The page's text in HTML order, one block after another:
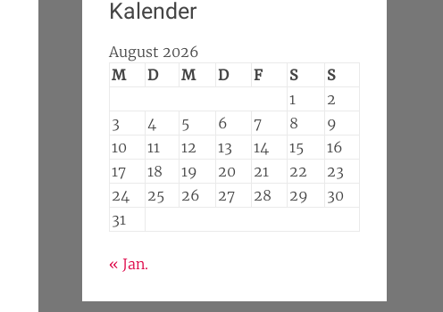
Kalender
August 2026
M
D M D F S
S
1
2
3
4 5 6 7 8
9
10
11 12 13 14 15
16
17
18 19 20 21 22
23
24
25 26 27 28 29
30
31
« Jan.